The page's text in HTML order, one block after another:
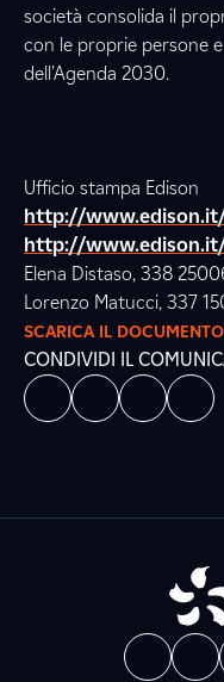
società consolida il
con le proprie persone
dell’Agenda 2030.
Ufficio stampa Edison
http://
http://
Elena Distaso, 338
Lorenzo Matucci, 337
SCARICA IL DOCUMENTO
CONDIVIDI IL